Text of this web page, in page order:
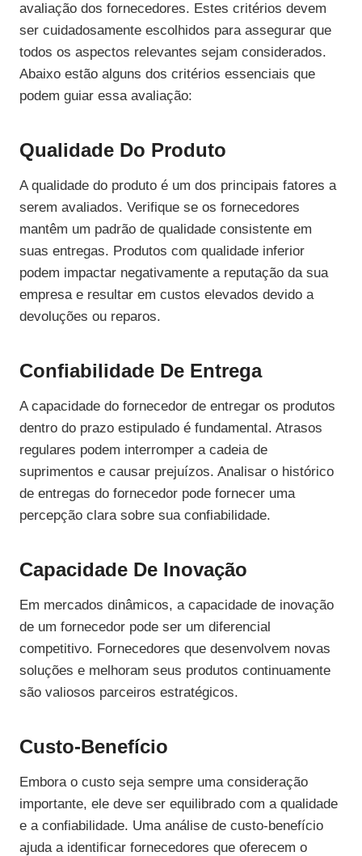
avaliação dos fornecedores. Estes critérios devem
ser cuidadosamente escolhidos para assegurar que
todos os aspectos relevantes sejam considerados.
Abaixo estão alguns dos critérios essenciais que
podem guiar essa avaliação:
Qualidade Do Produto
A qualidade do produto é um dos principais fatores a
serem avaliados. Verifique se os fornecedores
mantêm um padrão de qualidade consistente em
suas entregas. Produtos com qualidade inferior
podem impactar negativamente a reputação da sua
empresa e resultar em custos elevados devido a
devoluções ou reparos.
Confiabilidade De Entrega
A capacidade do fornecedor de entregar os produtos
dentro do prazo estipulado é fundamental. Atrasos
regulares podem interromper a cadeia de
suprimentos e causar prejuízos. Analisar o histórico
de entregas do fornecedor pode fornecer uma
percepção clara sobre sua confiabilidade.
Capacidade De Inovação
Em mercados dinâmicos, a capacidade de inovação
de um fornecedor pode ser um diferencial
competitivo. Fornecedores que desenvolvem novas
soluções e melhoram seus produtos continuamente
são valiosos parceiros estratégicos.
Custo-Benefício
Embora o custo seja sempre uma consideração
importante, ele deve ser equilibrado com a qualidade
e a confiabilidade. Uma análise de custo-benefício
ajuda a identificar fornecedores que oferecem o